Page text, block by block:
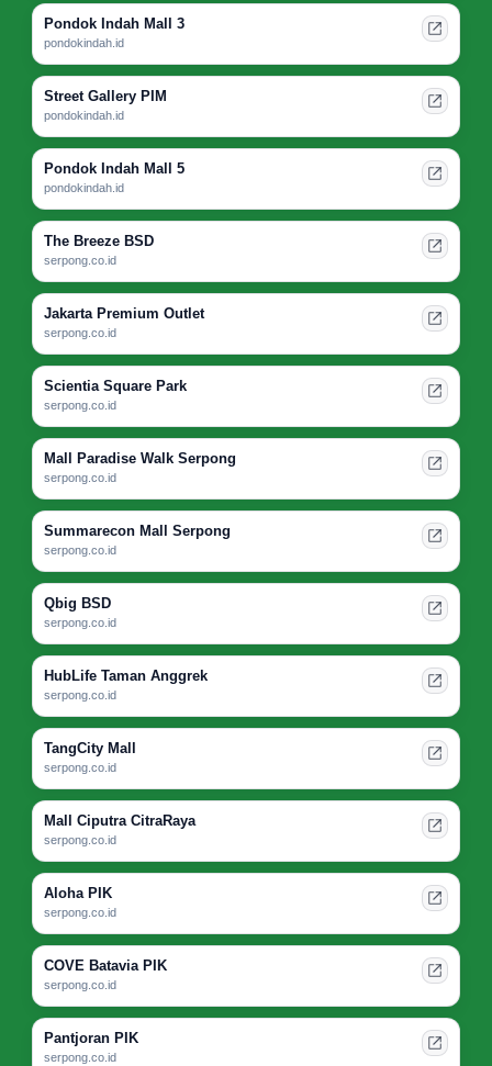
Pondok Indah Mall 3
pondokindah.id
Street Gallery PIM
pondokindah.id
Pondok Indah Mall 5
pondokindah.id
The Breeze BSD
serpong.co.id
Jakarta Premium Outlet
serpong.co.id
Scientia Square Park
serpong.co.id
Mall Paradise Walk Serpong
serpong.co.id
Summarecon Mall Serpong
serpong.co.id
Qbig BSD
serpong.co.id
HubLife Taman Anggrek
serpong.co.id
TangCity Mall
serpong.co.id
Mall Ciputra CitraRaya
serpong.co.id
Aloha PIK
serpong.co.id
COVE Batavia PIK
serpong.co.id
Pantjoran PIK
serpong.co.id